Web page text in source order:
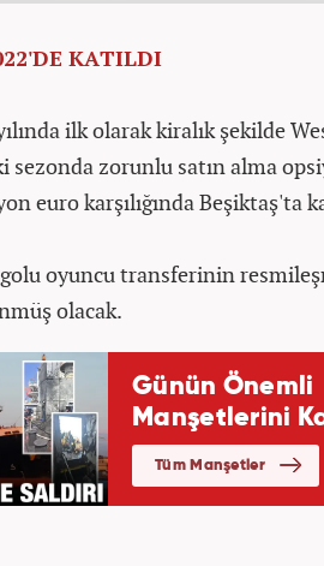
KATILDI
ilk olarak kiralık şekilde
sezonda zorunlu satın alma
euro karşılığında Beşiktaş'ta
oyuncu transferinin
olacak.